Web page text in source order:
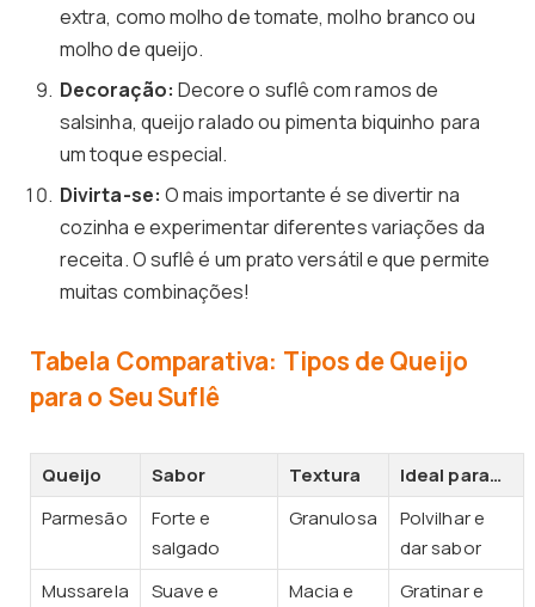
extra, como molho de tomate, molho branco ou
molho de queijo.
Decoração: Decore o suflê com ramos de
salsinha, queijo ralado ou pimenta biquinho para
um toque especial.
Divirta-se: O mais importante é se divertir na
cozinha e experimentar diferentes variações da
receita. O suflê é um prato versátil e que permite
muitas combinações!
Tabela Comparativa: Tipos de Queijo
para o Seu Suflê
Queijo Sabor Textura
Ideal para…
Parmesão
Forte e
salgado
Granulosa
Polvilhar e
dar sabor
Mussarela
Suave e
Macia e
Gratinar e